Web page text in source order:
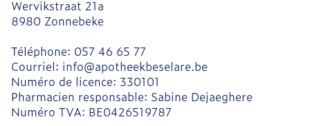
Wervikstraat 21a
8980 Zonnebeke
Téléphone: 057 46 65 77
Courriel: info@apotheekbeselare.be
Numéro de licence: 330101
Pharmacien responsable: Sabine Dejaeghere
Numéro TVA: BE0426519787